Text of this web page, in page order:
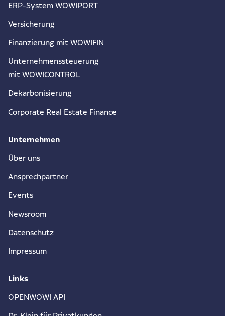
ERP-System WOWIPORT
Versicherung
Finanzierung mit WOWIFIN
Unternehmenssteuerung
mit WOWICONTROL
Dekarbonisierung
Corporate Real Estate Finance
Unternehmen
Über uns
Ansprechpartner
Events
Newsroom
Datenschutz
Impressum
Links
OPENWOWI API